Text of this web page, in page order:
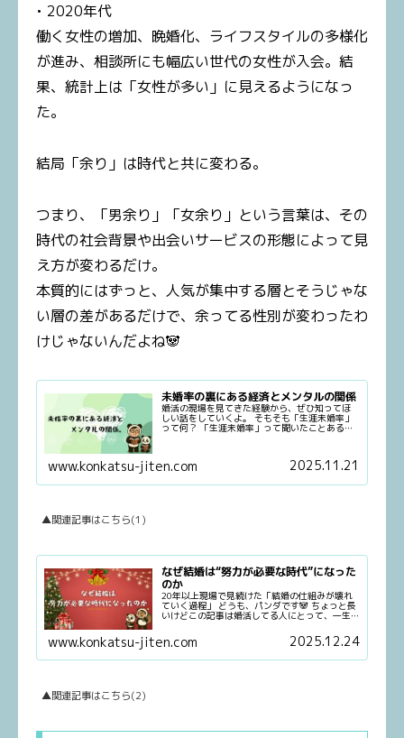
• 2020年代
働く女性の増加、晩婚化、ライフスタイルの多様化
が進み、相談所にも幅広い世代の女性が入会。結
果、統計上は「女性が多い」に見えるようになっ
た。
結局「余り」は時代と共に変わる。
つまり、「男余り」「女余り」という言葉は、その
時代の社会背景や出会いサービスの形態によって見
え方が変わるだけ。
本質的にはずっと、人気が集中する層とそうじゃな
い層の差があるだけで、余ってる性別が変わったわ
けじゃないんだよね🐼
未婚率の裏にある経済とメンタルの関係
婚活の現場を見てきた経験から、ぜひ知ってほ
しい話をしていくよ。 そもそも「生涯未婚率」
って何？ 「生涯未婚率」って聞いたことあるけ
www.konkatsu-jiten.com 2025.11.21
▲関連記事はこちら(1)
なぜ結婚は“努力が必要な時代”になった
のか
20年以上現場で見続けた「結婚の仕組みが壊れ
ていく過程」 どうも、パンダです🐼 ちょっと長
いけどこの記事は婚活してる人にとって、一生
う願ってる）是非最後まで読んでくれたらうれ
しい🐼
www.konkatsu-jiten.com 2025.12.24
▲関連記事はこちら(2)